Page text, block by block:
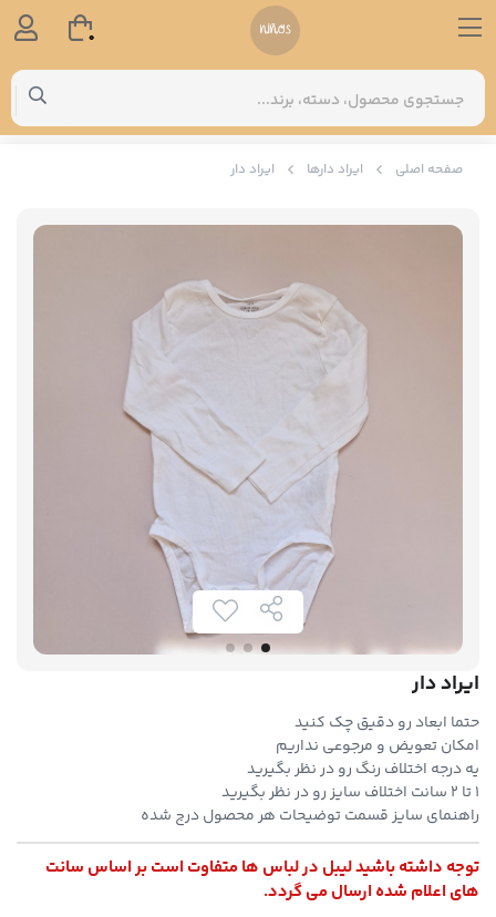
صفحه اصلی ایراد دارها ایراد دار
ایراد دار
حتما ابعاد رو دقیق چک کنید
امکان تعویض و مرجوعی نداریم
یه درجه اختلاف رنگ رو در نظر بگیرید
۱ تا ۲ سانت اختلاف سایز رو در نظر بگیرید
راهنمای سایز قسمت توضیحات هر محصول درج شده
توجه داشته باشید لیبل در لباس ها متفاوت است بر اساس سانت
های اعلام شده ارسال می گردد.
0